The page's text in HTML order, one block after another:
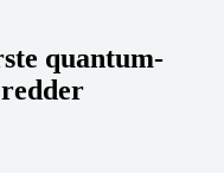
quantum-